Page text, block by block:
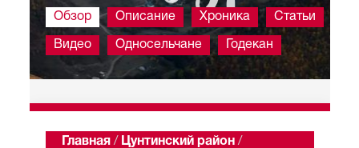
Обзор Описание Хроника Статьи
Видео Односельчане Годекан
Главная / Цунтинский район /